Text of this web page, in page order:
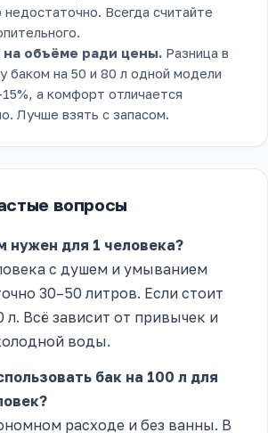
недостаточно. Всегда считайте
объёме ради цены. Разница в
баком на 50 и 80 л одной модели
а комфорт отличается
Лучше взять с запасом.
вопросы
нужен для 1 человека?
с душем и умыванием
30–50 литров. Если стоит
л. Всё зависит от привычек и
воды.
бак на 100 л для
расходе и без ванны. В